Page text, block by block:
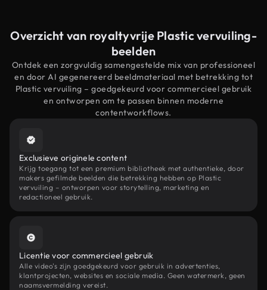
Overzicht van royaltyvrije Plastic vervuiling-
beelden
Ontdek een zorgvuldig samengestelde mix van professioneel
en door AI gegenereerd beeldmateriaal met betrekking tot
Plastic vervuiling – goedgekeurd voor commercieel gebruik
en ontworpen om te passen binnen moderne
contentworkflows.
Exclusieve originele content
Krijg toegang tot een premium bibliotheek met authentieke, door
makers gefilmde beelden die betrekking hebben op Plastic
vervuiling – ontworpen voor storytelling, marketing en
redactioneel gebruik.
Licentie voor commercieel gebruik
Alle video's zijn goedgekeurd voor gebruik in advertenties,
klantprojecten, websites en sociale media. Geen watermerk, geen
naamsvermelding vereist.